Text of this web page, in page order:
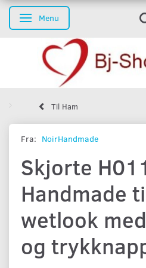
Skifte navigation
Menu
Til Ham
Fra: NoirHandmade
Skjorte
Handmade
wetlook
og